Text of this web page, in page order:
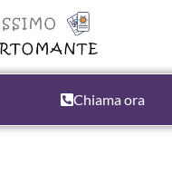
Chiama ora